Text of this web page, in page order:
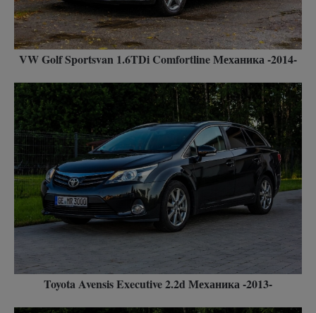
VW Golf Sportsvan 1.6TDi Comfortline Механика -2014-
Toyota Avensis Executive 2.2d Механика -2013-